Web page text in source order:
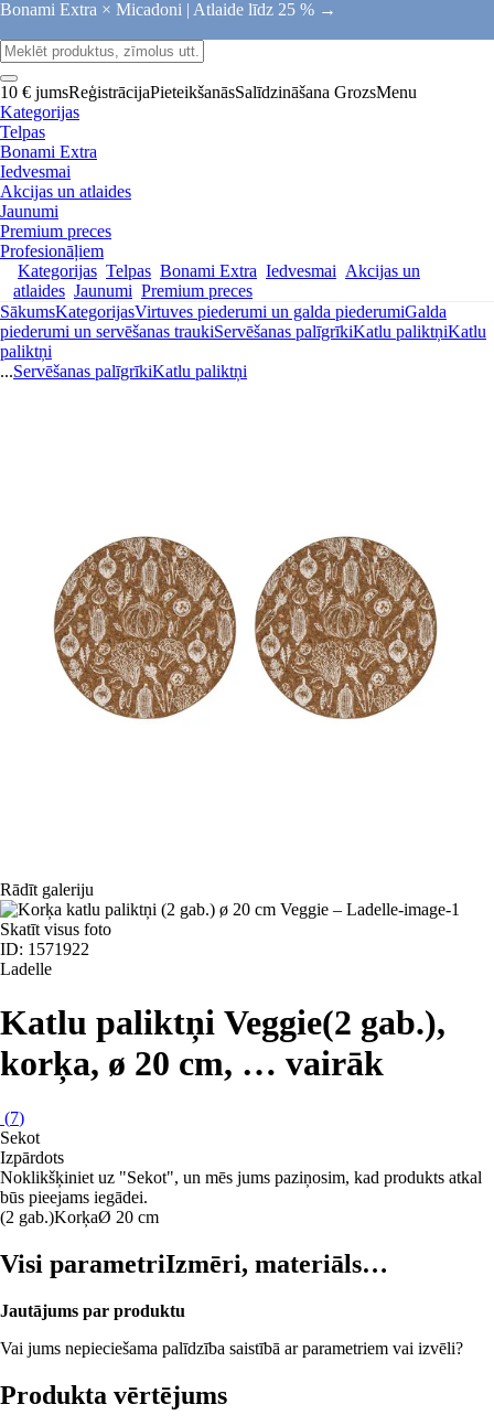
Bonami Extra × Micadoni | Atlaide līdz 25 % →
10 € jumsReģistrācijaPieteikšanāsSalīdzināšana GrozsMenu
Kategorijas
Telpas
Bonami Extra
Iedvesmai
Akcijas un atlaides
Jaunumi
Premium preces
Profesionāļiem
Kategorijas Telpas Bonami Extra Iedvesmai Akcijas un
atlaides Jaunumi Premium preces
SākumsKategorijasVirtuves piederumi un galda piederumiGalda
piederumi un servēšanas traukiServēšanas palīgrīkiKatlu paliktņiKatlu
paliktņi
...Servēšanas palīgrīkiKatlu paliktņi
Rādīt galeriju
Skatīt visus foto
ID: 1571922
Ladelle
Katlu paliktņi Veggie(2 gab.),
korķa, ø 20 cm, … vairāk
(7)
Sekot
Izpārdots
Noklikšķiniet uz "Sekot", un mēs jums paziņosim, kad produkts atkal
būs pieejams iegādei.
(2 gab.)KorķaØ 20 cm
Visi parametriIzmēri, materiāls…
Jautājums par produktu
Vai jums nepieciešama palīdzība saistībā ar parametriem vai izvēli?
Produkta vērtējums